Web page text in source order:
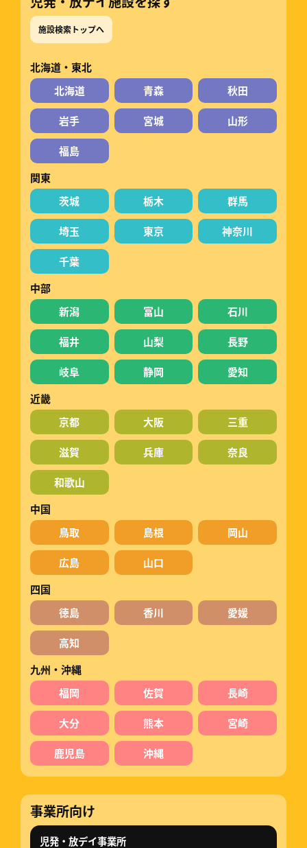
施設検索トップへ
北海道・東北
北海道
青森 秋田
岩手 宮城 山形
福島
関東
茨城
栃木 群馬
埼玉 東京 神奈川
千葉
中部
新潟
富山 石川
福井 山梨 長野
岐阜 静岡
愛知
近畿
京都
大阪 三重
滋賀 兵庫 奈良
和歌山
中国
鳥取
島根 岡山
広島
山口
四国
徳島
香川 愛媛
高知
九州・沖縄
福岡
佐賀 長崎
大分 熊本 宮崎
鹿児島 沖縄
事業所向け
児発・放デイ事業所